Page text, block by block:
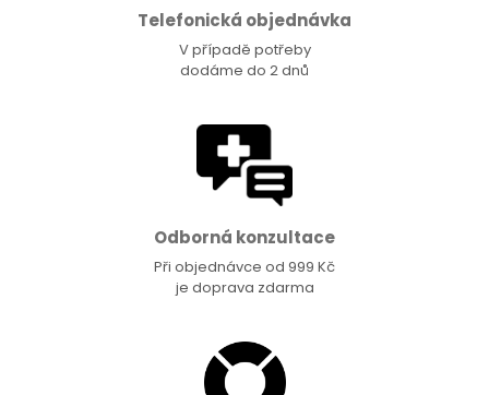
Telefonická objednávka
V případě potřeby
dodáme do 2 dnů
Odborná konzultace
Při objednávce od 999 Kč
je doprava zdarma